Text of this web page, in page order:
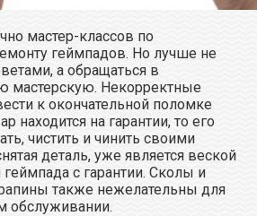
мастер-классов по
геймпадов. Но лучше не
а обращаться в
мастерскую. Некорректные
к окончательной поломке
находится на гарантии, то его
чистить и чинить своими
деталь, уже является веской
геймпада с гарантии. Сколы и
также нежелательны для
обслуживании.